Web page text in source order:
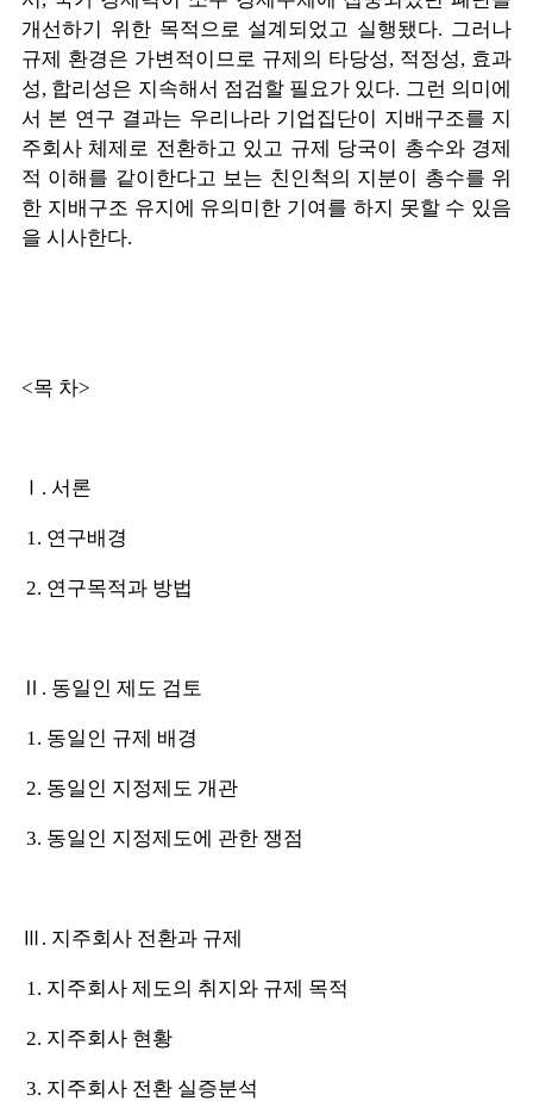
개선하기 위한 목적으로 설계되었고 실행됐다. 그러나
규제 환경은 가변적이므로 규제의 타당성, 적정성, 효과
성, 합리성은 지속해서 점검할 필요가 있다. 그런 의미에
서 본 연구 결과는 우리나라 기업집단이 지배구조를 지
주회사 체제로 전환하고 있고 규제 당국이 총수와 경제
적 이해를 같이한다고 보는 친인척의 지분이 총수를 위
한 지배구조 유지에 유의미한 기여를 하지 못할 수 있음
을 시사한다.
<목 차>
Ⅰ. 서론
1. 연구배경
2. 연구목적과 방법
Ⅱ. 동일인 제도 검토
1. 동일인 규제 배경
2. 동일인 지정제도 개관
3. 동일인 지정제도에 관한 쟁점
Ⅲ. 지주회사 전환과 규제
1. 지주회사 제도의 취지와 규제 목적
2. 지주회사 현황
3. 지주회사 전환 실증분석